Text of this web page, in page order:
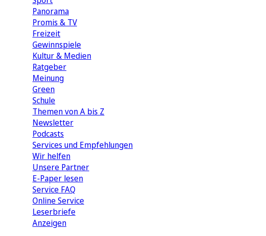
Panorama
Promis & TV
Freizeit
Gewinnspiele
Kultur & Medien
Ratgeber
Meinung
Green
Schule
Themen von A bis Z
Newsletter
Podcasts
Services und Empfehlungen
Wir helfen
Unsere Partner
E-Paper lesen
Service FAQ
Online Service
Leserbriefe
Anzeigen